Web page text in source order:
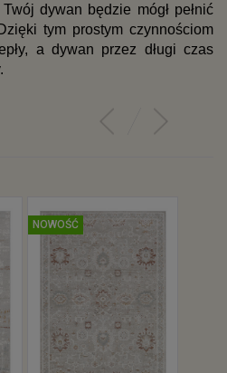
dywan będzie mógł pełnić
tym prostym czynnościom
a dywan przez długi czas
NOWOŚĆ